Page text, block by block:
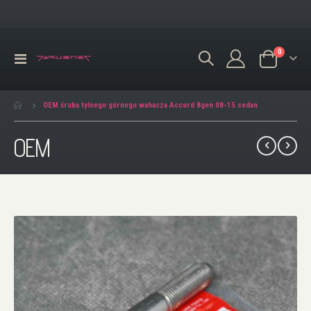
Przełącznik
Koszyk
0produkty/
OEM śruba tylnego górnego wahacza Accord 8gen 08-15 sedan
OEM
Przejdź
galerii